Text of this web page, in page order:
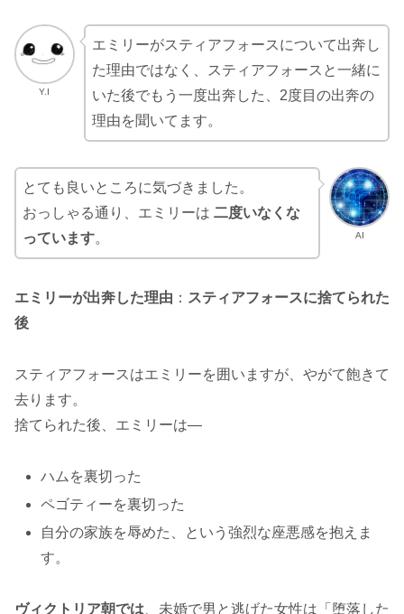
Y.I
エミリーがスティアフォースについて出奔し
た理由ではなく、スティアフォースと一緒に
いた後でもう一度出奔した、2度目の出奔の
理由を聞いてます。
AI
とても良いところに気づきました。
おっしゃる通り、エミリーは 二度いなくな
っています。
エミリーが出奔した理由 ： スティアフォースに捨てられた
後
スティアフォースはエミリーを囲いますが、やがて飽きて
去ります。
捨てられた後、エミリーは―
ハムを裏切った
ペゴティーを裏切った
自分の家族を辱めた、という強烈な座悪感を抱えま
す。
ヴィクトリア朝では 、未婚で男と逃げた女性は「堕落した